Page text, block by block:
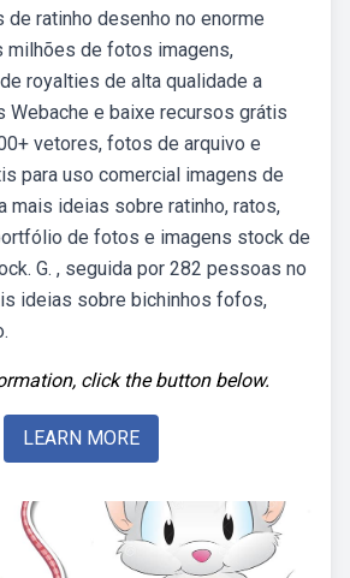
ratinho desenho no enorme
milhões de fotos imagens,
royalties de alta qualidade a
e baixe recursos grátis
vetores, fotos de arquivo e
para uso comercial imagens de
mais ideias sobre ratinho, ratos,
de fotos e imagens stock de
G. , seguida por 282 pessoas no
ideias sobre bichinhos fofos,
click the button below.
LEARN MORE